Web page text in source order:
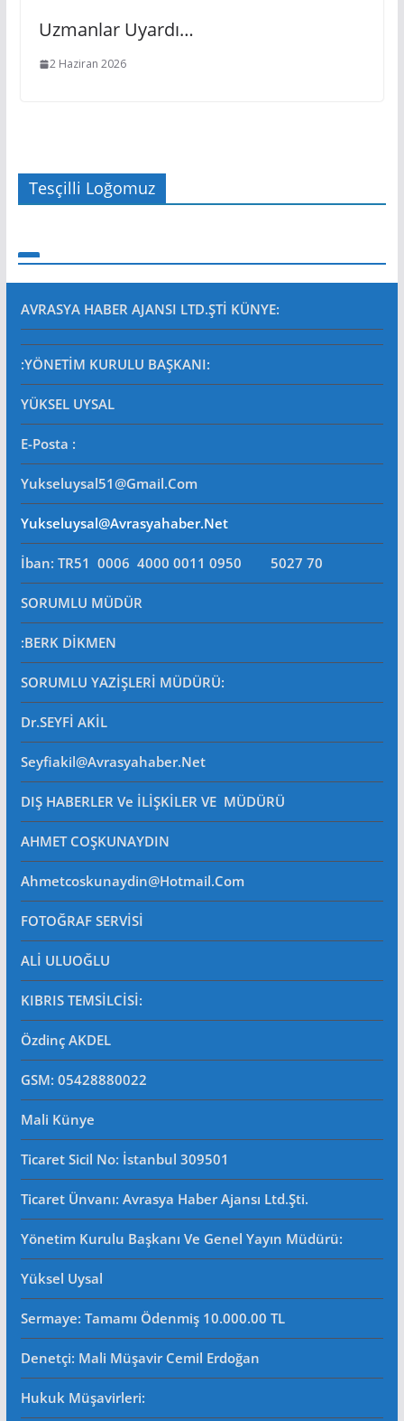
Uzmanlar Uyardı…
2 Haziran 2026
Tesçilli Loğomuz
AVRASYA HABER AJANSI LTD.ŞTİ KÜNYE:
:YÖNETİM KURULU BAŞKANI:
YÜKSEL UYSAL
E-Posta :
Yukseluysal51@gmail.com
Yukseluysal@avrasyahaber.net
İban: TR51 0006 4000 0011 0950 5027 70
SORUMLU MÜDÜR
:BERK DİKMEN
SORUMLU YAZİŞLERİ MÜDÜRÜ:
Dr.SEYFİ AKİL
Seyfiakil@avrasyahaber.net
DIŞ HABERLER Ve İLİŞKİLER VE MÜDÜRÜ
AHMET COŞKUNAYDIN
Ahmetcoskunaydin@hotmail.com
FOTOĞRAF SERVİSİ
ALİ ULUOĞLU
KIBRIS TEMSİLCİSİ:
Özdinç AKDEL
GSM: 05428880022
Mali Künye
Ticaret Sicil No: İstanbul 309501
Ticaret Ünvanı: Avrasya Haber Ajansı Ltd.Şti.
Yönetim Kurulu Başkanı Ve Genel Yayın Müdürü:
Yüksel Uysal
Sermaye: Tamamı Ödenmiş 10.000.00 TL
Denetçi: Mali Müşavir Cemil Erdoğan
Hukuk Müşavirleri: